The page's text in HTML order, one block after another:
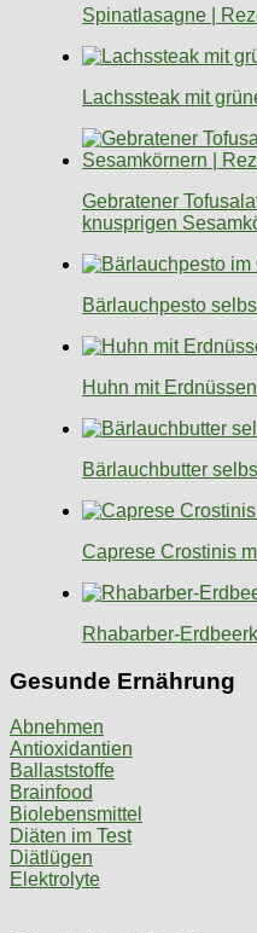
Spinatlasagne |
Lachssteak mit
Gebratener
knusprigen
Bärlauchpesto
Huhn mit
Bärlauchbutter
Caprese Crostinis
Rhabarber-
Gesunde Ernährung
Abnehmen
Antioxidantien
Ballaststoffe
Brainfood
Biolebensmittel
Diäten im Test
Diätlügen
Elektrolyte